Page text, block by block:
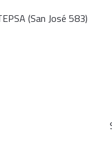
(San José 583)